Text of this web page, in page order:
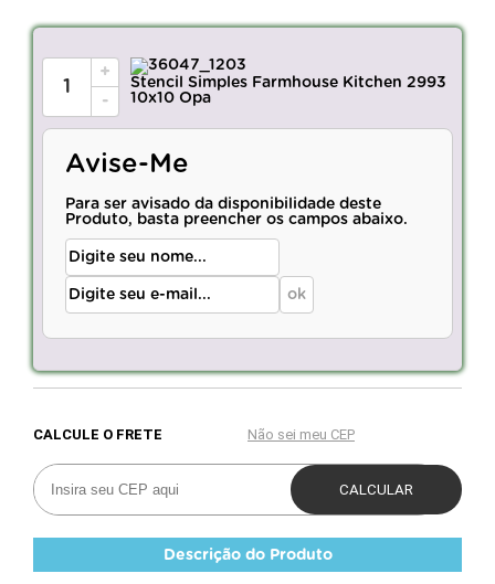
+
-
Stencil Simples Farmhouse Kitchen 2993
10x10 Opa
Avise-Me
Para ser avisado da disponibilidade deste
Produto, basta preencher os campos abaixo.
Descrição do Produto